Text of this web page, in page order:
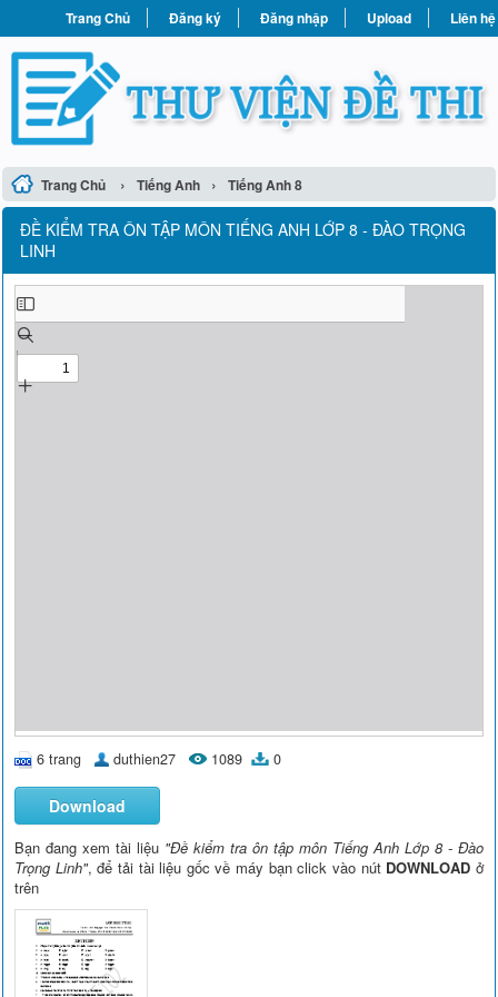
Trang Chủ Đăng ký Đăng nhập Upload Liên hệ
Trang Chủ › Tiếng Anh › Tiếng Anh 8
ĐỀ KIỂM TRA ÔN TẬP MÔN TIẾNG ANH LỚP 8 - ĐÀO TRỌNG
LINH
6 trang duthien27 1089 0
Download
Bạn đang xem tài liệu "Đề kiểm tra ôn tập môn Tiếng Anh Lớp 8 - Đào
Trọng Linh", để tải tài liệu gốc về máy bạn click vào nút DOWNLOAD ở
trên